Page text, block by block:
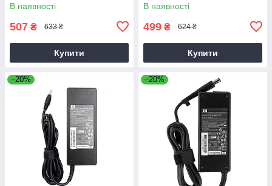
В наявності
507 ₴ 633 ₴
Купити
В наявності
499 ₴ 624 ₴
Купити
–20% –20%